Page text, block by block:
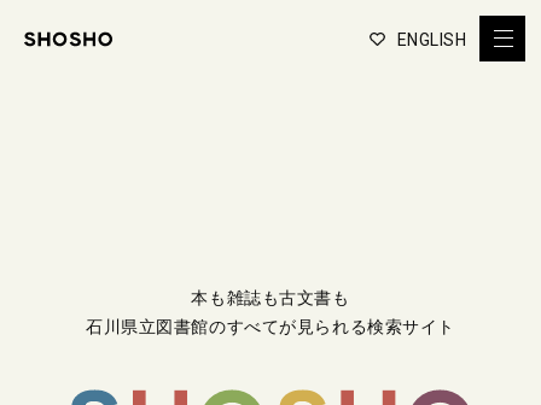
ENGLISH
本も雑誌も古文書も
石川県立図書館のすべてが見られる検索サイト